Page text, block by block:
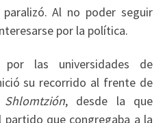
Al no poder seguir
por la política.
por las universidades de
su recorrido al frente de
Shlomtzión, desde la que
partido que congregaba a la